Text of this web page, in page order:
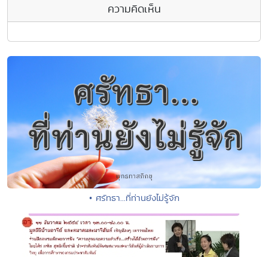
ความคิดเห็น
• ศรัทธา...ที่ท่านยังไม่รู้จัก